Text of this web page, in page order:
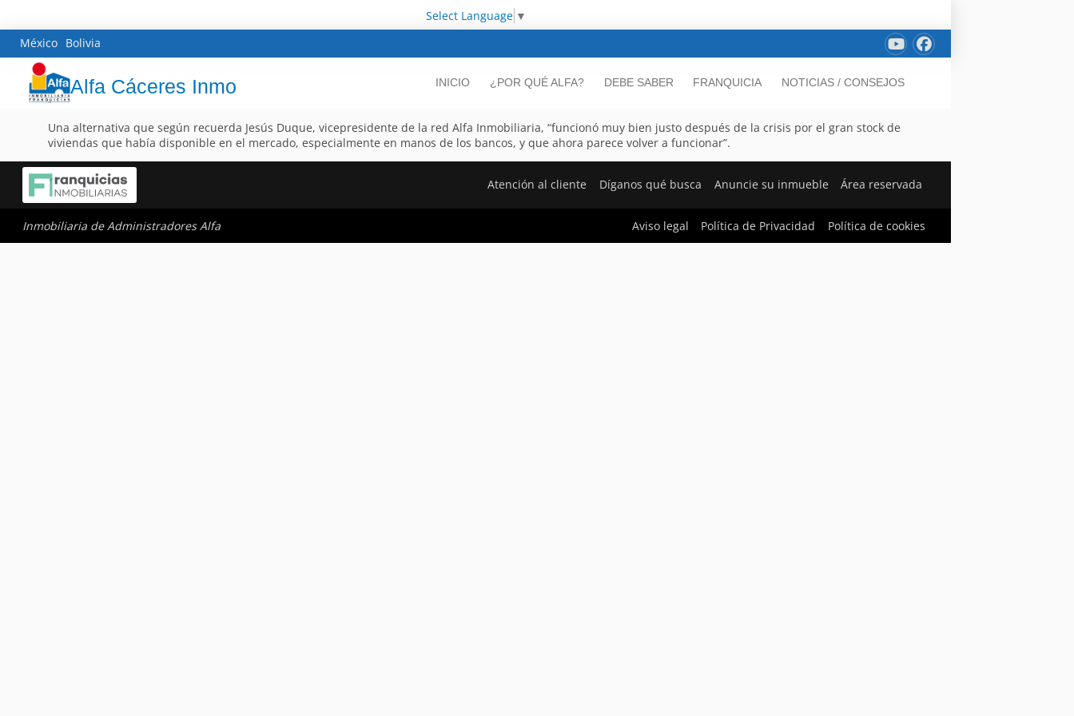
Select Language ▼
México Bolivia
Alfa Cáceres Inmo INICIO ¿POR QUÉ ALFA? DEBE SABER FRANQUICIA NOTICIAS / CONSEJOS
Una alternativa que según recuerda Jesús Duque, vicepresidente de la red Alfa Inmobiliaria, “funcionó muy bien justo después de la crisis por el gran stock de
viviendas que había disponible en el mercado, especialmente en manos de los bancos, y que ahora parece volver a funcionar”.
Atención al cliente Díganos qué busca Anuncie su inmueble Área reservada
Inmobiliaria de Administradores Alfa Aviso legal Política de Privacidad Política de cookies